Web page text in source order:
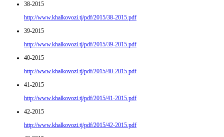
38-2015
http://www.khalkovozi.tj/pdf/2015/38-2015.pdf
39-2015
http://www.khalkovozi.tj/pdf/2015/39-2015.pdf
40-2015
http://www.khalkovozi.tj/pdf/2015/40-2015.pdf
41-2015
http://www.khalkovozi.tj/pdf/2015/41-2015.pdf
42-2015
http://www.khalkovozi.tj/pdf/2015/42-2015.pdf